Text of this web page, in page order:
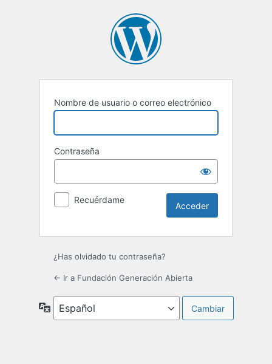
Nombre de usuario o correo electrónico
Contraseña
Recuérdame
¿Has olvidado tu contraseña?
← Ir a Fundación Generación Abierta
Idioma